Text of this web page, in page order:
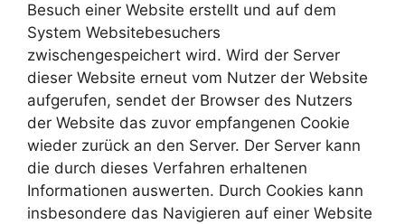
Besuch einer Website erstellt und auf dem
System Websitebesuchers
zwischengespeichert wird. Wird der Server
dieser Website erneut vom Nutzer der Website
aufgerufen, sendet der Browser des Nutzers
der Website das zuvor empfangenen Cookie
wieder zurück an den Server. Der Server kann
die durch dieses Verfahren erhaltenen
Informationen auswerten. Durch Cookies kann
insbesondere das Navigieren auf einer Website